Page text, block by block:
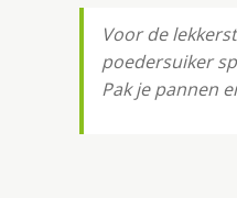
Voor de
poedersuiker
Pak je pannen